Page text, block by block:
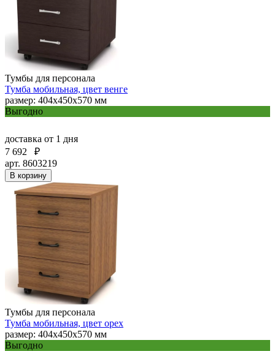
Тумбы для персонала
Тумба мобильная, цвет венге
размер: 404х450х570 мм
Выгодно
доставка от 1 дня
7 692
₽
арт. 8603219
В корзину
Тумбы для персонала
Тумба мобильная, цвет орех
размер: 404х450х570 мм
Выгодно